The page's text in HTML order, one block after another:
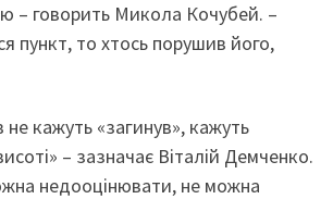
– говорить Микола Кочубей. –
пункт, то хтось порушив його,
не кажуть «загинув», кажуть
– зазначає Віталій Демченко.
недооцінювати, не можна